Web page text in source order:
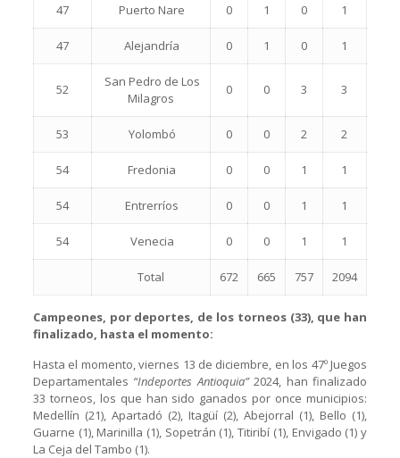
47 Puerto Nare 0 1 0 1
47 Alejandría 0 1 0 1
52
San Pedro de Los
Milagros
0 0 3 3
53 Yolombó 0 0 2 2
54 Fredonia 0 0 1 1
54 Entrerríos 0 0 1 1
54 Venecia 0 0 1 1
Total 672 665 757 2094
Campeones, por deportes, de los torneos (33), que han
finalizado, hasta el momento:
Hasta el momento, viernes 13 de diciembre, en los 47º Juegos
Departamentales “Indeportes Antioquia”2024, han finalizado
33 torneos, los que han sido ganados por once municipios:
Medellín (21), Apartadó (2), Itagüí (2), Abejorral (1), Bello (1),
Guarne (1), Marinilla (1), Sopetrán (1), Titiribí (1), Envigado (1) y
La Ceja del Tambo (1).